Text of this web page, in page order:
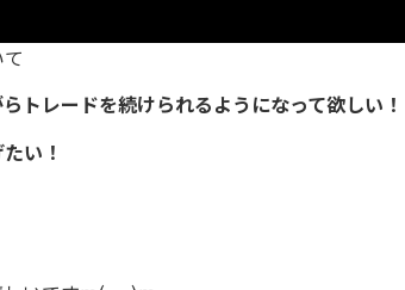
トレードを続けられるようになって欲しい！
い！